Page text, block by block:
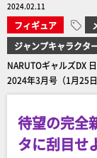
2024.02.11
フィギュア
ジャンプキャラクタ
NARUTOギャルズDX
2024年3月号（1月25日
待望の完全
タに刮目せ